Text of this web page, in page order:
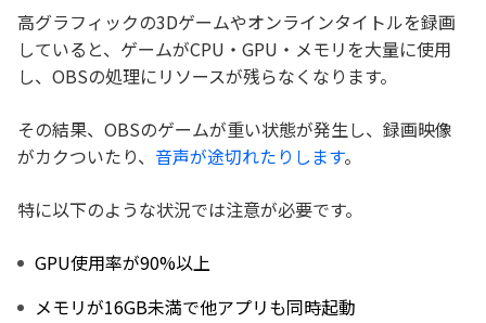
高グラフィックの3Dゲームやオンラインタイトルを録画
していると、ゲームがCPU・GPU・メモリを大量に使用
し、OBSの処理にリソースが残らなくなります。
その結果、OBSのゲームが重い状態が発生し、録画映像
がカクついたり、 音声が途切れたりします。
特に以下のような状況では注意が必要です。
GPU使用率が90%以上
メモリが16GB未満で他アプリも同時起動